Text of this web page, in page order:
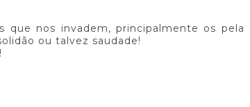
que nos invadem, principalmente os
ou talvez saudade!